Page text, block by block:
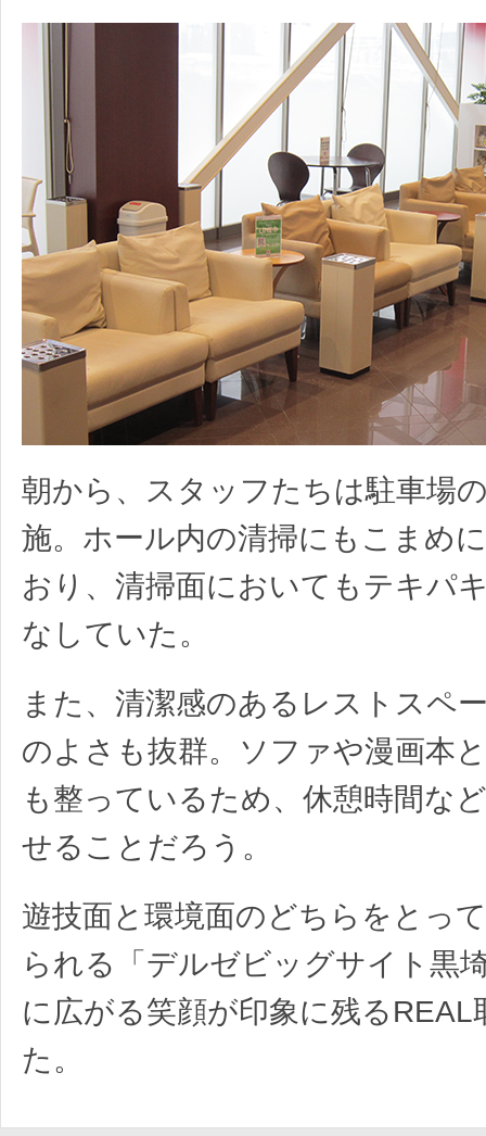
朝から、スタッフたちは駐車場
施。ホール内の清掃にもこまめ
おり、清掃面においてもテキパ
なしていた。
また、清潔感のあるレストスペ
のよさも抜群。ソファや漫画本
も整っているため、休憩時間な
せることだろう。
遊技面と環境面のどちらをとっ
られる「デルゼビッグサイト黒
に広がる笑顔が印象に残るREAL
た。